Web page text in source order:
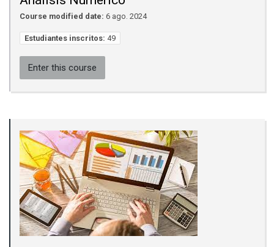
Course modified date: 6 ago. 2024
Estudiantes inscritos: 49
Enter this course